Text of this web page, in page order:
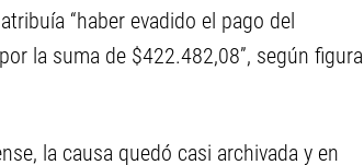
“haber evadido el pago del
la suma de $422.482,08”, según figura
la causa quedó casi archivada y en